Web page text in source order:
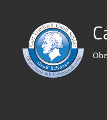
springen